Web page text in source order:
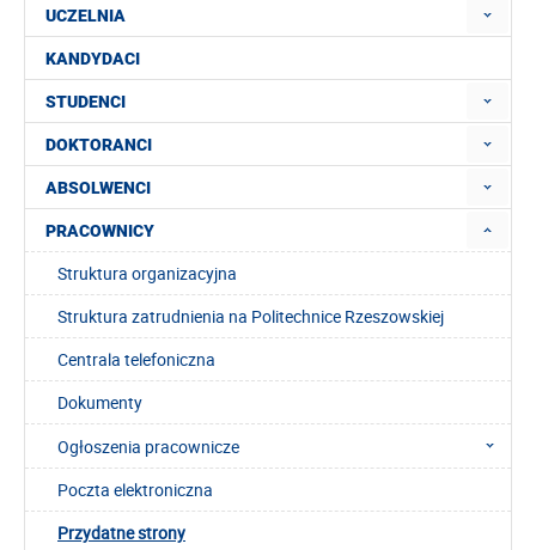
UCZELNIA
KANDYDACI
STUDENCI
DOKTORANCI
ABSOLWENCI
PRACOWNICY
Struktura organizacyjna
Struktura zatrudnienia na Politechnice Rzeszowskiej
Centrala telefoniczna
Dokumenty
Ogłoszenia pracownicze
Poczta elektroniczna
Przydatne strony